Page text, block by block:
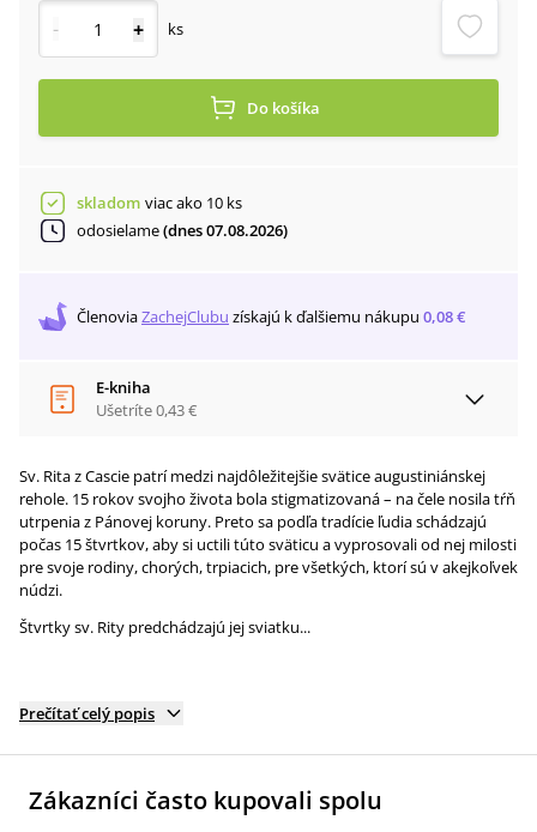
- + ks
Do košíka
skladom viac ako 10 ks
odosielame(dnes 07.08.2026)
ČlenoviaZachejClubu získajú k ďalšiemu nákupu 0,08 €
E-kniha
Ušetríte0,43 €
Sv. Rita z Cascie patrí medzi najdôležitejšie svätice augustiniánskej
rehole. 15 rokov svojho života bola stigmatizovaná – na čele nosila tŕň
utrpenia z Pánovej koruny. Preto sa podľa tradície ľudia schádzajú
počas 15 štvrtkov, aby si uctili túto sväticu a vyprosovali od nej milosti
pre svoje rodiny, chorých, trpiacich, pre všetkých, ktorí sú v akejkoľvek
núdzi.
Štvrtky sv. Rity predchádzajú jej sviatku...
Prečítať celý popis
Zákazníci často kupovali spolu